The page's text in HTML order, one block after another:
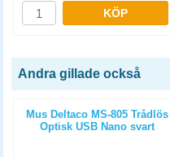
KÖP
Andra gillade också
Mus Deltaco MS-805 Trådlös
Optisk USB Nano svart